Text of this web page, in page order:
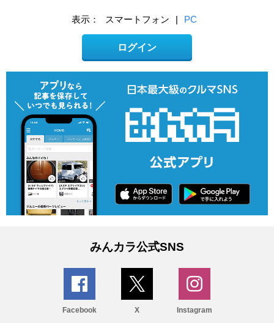
表示： スマートフォン | PC
ログイン
みんカラ公式SNS
Facebook X Instagram